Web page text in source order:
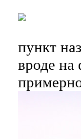
пункт
вроде на